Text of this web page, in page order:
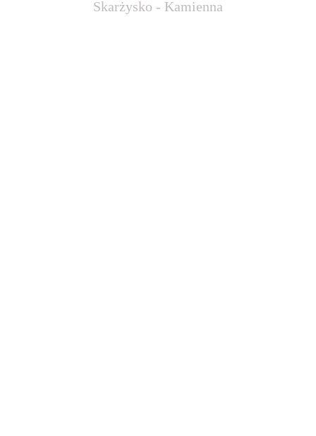
Skarżysko - Kamienna